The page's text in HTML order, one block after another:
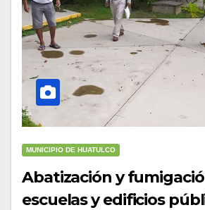
MUNICIPIO DE HUATULCO
Abatización y
escuelas y edificios